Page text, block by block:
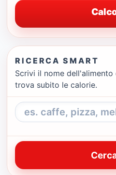
RICERCA SMART
Scrivi il nome
trova subito le calorie.